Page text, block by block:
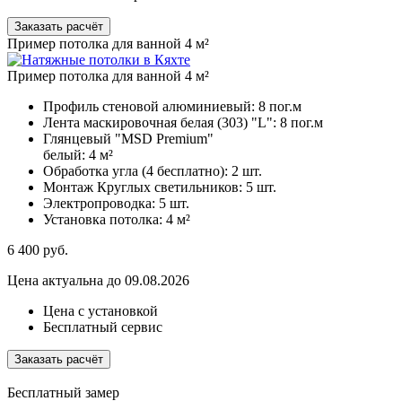
Заказать расчёт
Пример потолка для ванной 4 м²
Пример потолка для ванной 4 м²
Профиль стеновой алюминиевый: 8 пог.м
Лента маскировочная белая (303) "L": 8 пог.м
Глянцевый "MSD Premium"
белый: 4 м²
Обработка угла (4 бесплатно): 2 шт.
Монтаж Круглых светильников: 5 шт.
Электропроводка: 5 шт.
Установка потолка: 4 м²
6 400 руб.
Цена актуальна до 09.08.2026
Цена с установкой
Бесплатный сервис
Заказать расчёт
Бесплатный замер